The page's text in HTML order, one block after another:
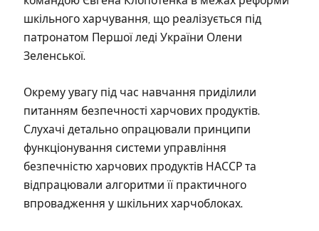
шкільного харчування, що реалізується під
патронатом Першої леді України Олени
Зеленської.
Окрему увагу під час навчання приділили
питанням безпечності харчових продуктів.
Слухачі детально опрацювали принципи
функціонування системи управління
безпечністю харчових продуктів НАССР та
відпрацювали алгоритми її практичного
впровадження у шкільних харчоблоках.